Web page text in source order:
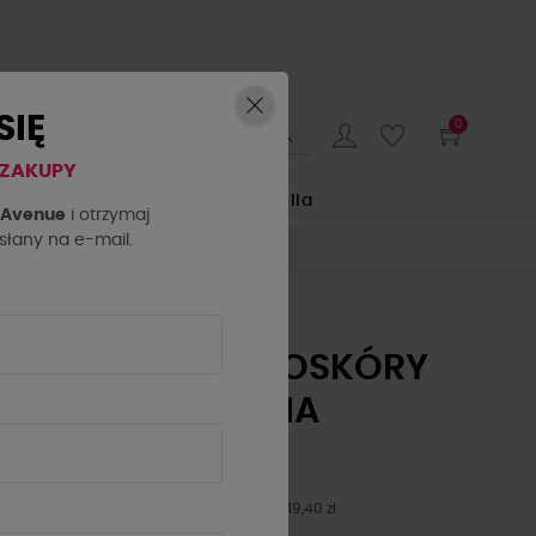
La Milla
0
SPÓDNICA Z EKOSKÓRY
LA MILLA CZARNA
Najniższa cena z 30 dni przed obniżką: 119,40 zł
i otrzymaj
na e-mail.